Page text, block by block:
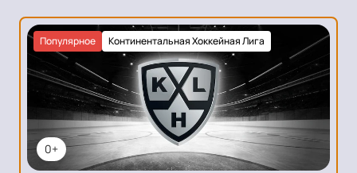
0+
Континентальная Хоккейная Лига
Популярное